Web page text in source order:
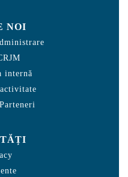
NOI
internă